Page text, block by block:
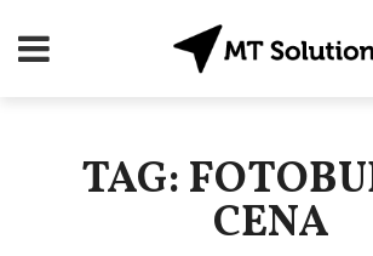
TAG:
CENA